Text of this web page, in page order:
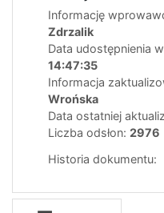
Informację
Zdrzalik
Data udostępnienia
14:47:35
Informacja
Wrońska
Data ostatniej
Liczba odsłon: 2976
Historia dokumentu: